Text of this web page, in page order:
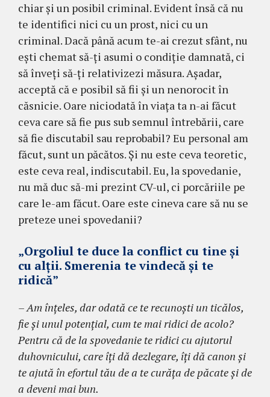
chiar şi un posibil criminal. Evident însă că nu
te identifici nici cu un prost, nici cu un
criminal. Dacă până acum te-ai crezut sfânt, nu
ești chemat să-ţi asumi o condiție damnată, ci
să înveți să-ți relativizezi măsura. Aşadar,
acceptă că e posibil să fii şi un nenorocit în
căsnicie. Oare niciodată în viaţa ta n-ai făcut
ceva care să fie pus sub semnul întrebării, care
să fie discutabil sau reprobabil? Eu personal am
făcut, sunt un păcătos. Și nu este ceva teoretic,
este ceva real, indiscutabil. Eu, la spovedanie,
nu mă duc să-mi prezint CV-ul, ci porcăriile pe
care le-am făcut. Oare este cineva care să nu se
preteze unei spovedanii?
„Orgoliul te duce la conflict cu tine şi
cu alţii. Smerenia te vindecă şi te
ridică”
– Am înţeles, dar odată ce te recunoşti un ticălos,
fie şi unul potenţial, cum te mai ridici de acolo?
Pentru că de la spovedanie te ridici cu ajutorul
duhovnicului, care îți dă dezlegare, îți dă canon și
te ajută în efortul tău de a te curăţa de păcate şi de
a deveni mai bun.